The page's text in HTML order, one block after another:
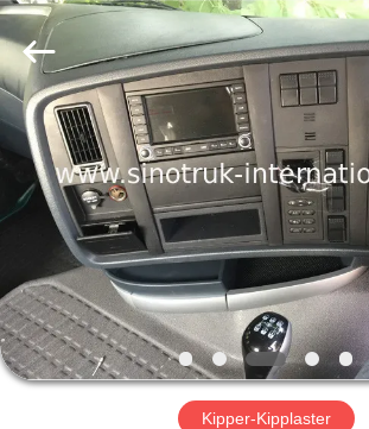
ZU
HAUSE
PRODUKTE
ÜBER
UNS
INTERNATIONAL
LTD..
Rights
Reserved.
Kipper-Kipplaster